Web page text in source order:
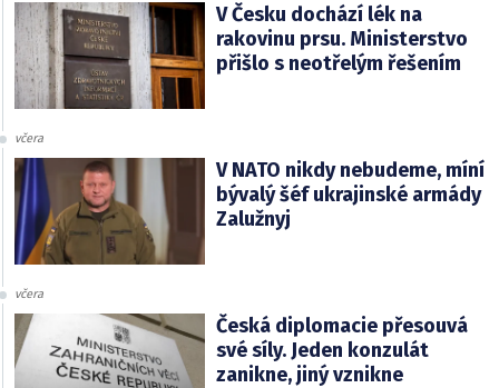
V Česku dochází lék na
rakovinu prsu. Ministerstvo
přišlo s neotřelým řešením
včera
V NATO nikdy nebudeme, míní
bývalý šéf ukrajinské armády
Zalužnyj
včera
Česká diplomacie přesouvá
své síly. Jeden konzulát
zanikne, jiný vznikne